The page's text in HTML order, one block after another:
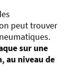
peut trouver
sur une
au niveau de